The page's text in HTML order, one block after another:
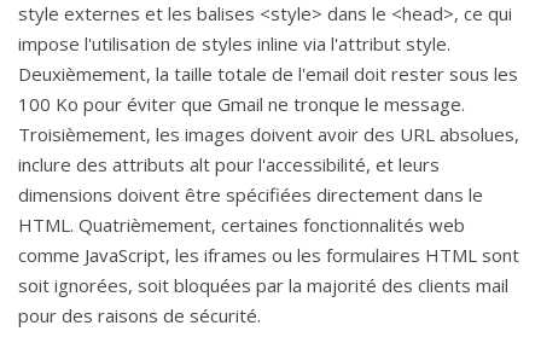
style externes et les balises <style> dans le <head>, ce qui
impose l'utilisation de styles inline via l'attribut style.
Deuxièmement, la taille totale de l'email doit rester sous les
100 Ko pour éviter que Gmail ne tronque le message.
Troisièmement, les images doivent avoir des URL absolues,
inclure des attributs alt pour l'accessibilité, et leurs
dimensions doivent être spécifiées directement dans le
HTML. Quatrièmement, certaines fonctionnalités web
comme JavaScript, les iframes ou les formulaires HTML sont
soit ignorées, soit bloquées par la majorité des clients mail
pour des raisons de sécurité.